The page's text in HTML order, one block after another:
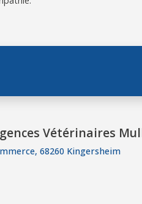
Vétérinaires
68260 Kingersheim